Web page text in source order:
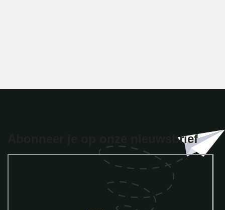
Abonneer je op onze nieuwsbrief